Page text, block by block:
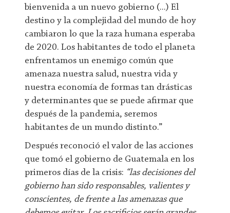
bienvenida a un nuevo gobierno (...) El
destino y la complejidad del mundo de hoy
cambiaron lo que la raza humana esperaba
de 2020. Los habitantes de todo el planeta
enfrentamos un enemigo común que
amenaza nuestra salud, nuestra vida y
nuestra economía de formas tan drásticas
y determinantes que se puede afirmar que
después de la pandemia, seremos
habitantes de un mundo distinto.”
Después reconoció el valor de las acciones
que tomó el gobierno de Guatemala en los
primeros días de la crisis: “las decisiones del
gobierno han sido responsables, valientes y
conscientes, de frente a las amenazas que